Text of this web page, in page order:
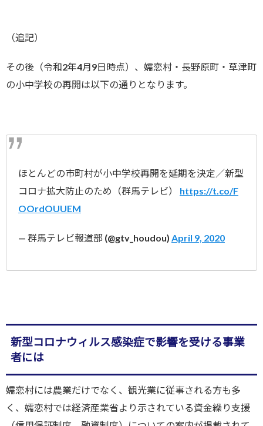
（追記）
その後（令和2年4月9日時点）、嬬恋村・長野原町・草津町
の小中学校の再開は以下の通りとなります。
ほとんどの市町村が小中学校再開を延期を決定／新型
コロナ拡大防止のため（群馬テレビ） https://t.co/F
OOrdOUUEM
— 群馬テレビ報道部 (@gtv_houdou) April 9, 2020
新型コロナウィルス感染症で影響を受ける事業
者には
嬬恋村には農業だけでなく、観光業に従事される方も多
く、嬬恋村では経済産業省より示されている資金繰り支援